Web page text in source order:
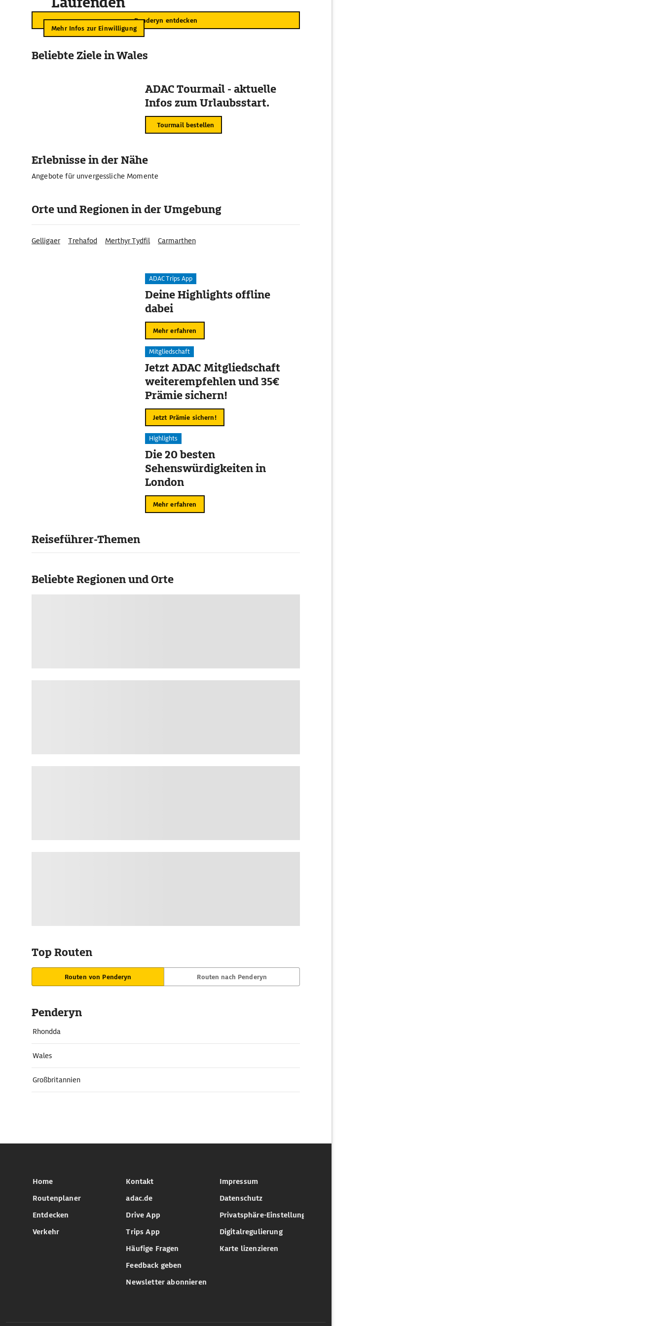
Penderyn entdecken
Mehr Infos zur Einwilligung
Beliebte Ziele in Wales
ADAC Tourmail - aktuelle
Infos zum Urlaubsstart.
Tourmail bestellen
Erlebnisse in der Nähe
Angebote für unvergessliche Momente
Orte und Regionen in der Umgebung
Gelligaer Trehafod Merthyr Tydfil Carmarthen
ADAC Trips App
Deine Highlights offline
dabei
Mehr erfahren
Mitgliedschaft
Jetzt ADAC Mitgliedschaft
weiterempfehlen und 35€
Prämie sichern!
Jetzt Prämie sichern!
Highlights
Die 20 besten
Sehenswürdigkeiten in
London
Mehr erfahren
Reiseführer-Themen
Beliebte Regionen und Orte
Top Routen
Routen von Penderyn Routen nach Penderyn
Penderyn
Rhondda
Wales
Großbritannien
Home
Routenplaner
Entdecken
Verkehr
Kontakt
adac.de
Drive App
Trips App
Häufige Fragen
Feedback geben
Newsletter abonnieren
Impressum
Datenschutz
Privatsphäre-Einstellungen
Digitalregulierung
Karte lizenzieren